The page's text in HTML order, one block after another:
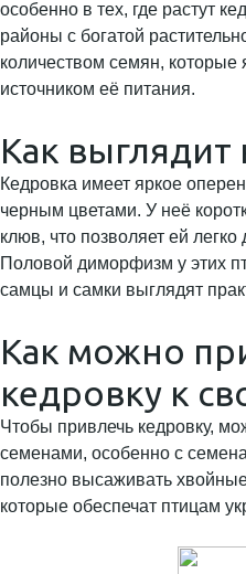
особенно в тех, где растут
районы с богатой
количеством семян,
источником её питания.
Как выглядит
Кедровка имеет яркое
черным цветами. У неё
клюв, что позволяет ей
Половой диморфизм у этих
самцы и самки выглядят
Как можно
кедровку к
Чтобы привлечь кедровку,
семенами, особенно с
полезно высаживать
которые обеспечат птицам